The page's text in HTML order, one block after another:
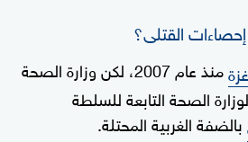
القتلى؟
منذ عام 2007، لكن وزارة الصحة
الصحة التابعة للسلطة
بالضفة الغربية المحتلة.